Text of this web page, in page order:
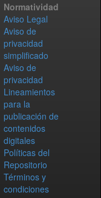
Normatividad
Aviso Legal
Aviso de
privacidad
simplificado
Aviso de
privacidad
Lineamientos
para la
publicación de
contenidos
digitales
Políticas del
Repositorio
Términos y
condiciones